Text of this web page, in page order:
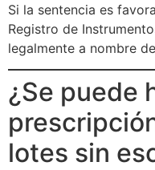
Si la sentencia es
Registro de
legalmente a nombre
¿Se puede
lotes sin